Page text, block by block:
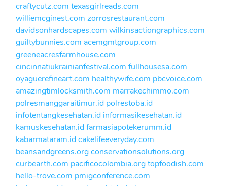
craftycutz.com texasgirlreads.com
williemcginest.com zorrosrestaurant.com
davidsonhardscapes.com wilkinsactiongraphics.com
guiltybunnies.com acemgmtgroup.com
greeneacresfarmhouse.com
cincinnatiukrainianfestival.com fullhousesa.com
oyaguerefineart.com healthywife.com pbcvoice.com
amazingtimlocksmith.com marrakechimmo.com
polresmanggaraitimur.id polrestoba.id
infotentangkesehatan.id informasikesehatan.id
kamuskesehatan.idfarmasiapotekerumm.id
kabarmataram.idcakelifeeveryday.com
beansandgreens.orgconservationsolutions.org
curbearth.com pacificocolombia.orgtopfoodish.com
hello-trove.com pmigconference.com